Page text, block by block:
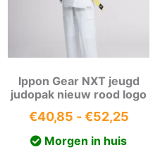
Ippon Gear NXT jeugd
judopak nieuw rood logo
€40,85 - €52,25
Morgen in huis